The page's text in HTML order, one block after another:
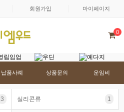
회원가입 마이페이지
0
납품사례 상품문의 운임비
3 실리콘류 1